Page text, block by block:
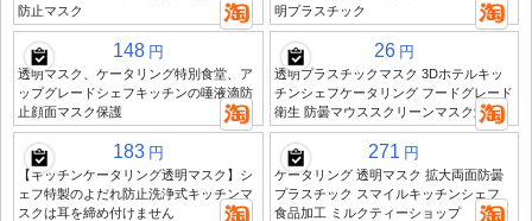
防止マスク
明プラスチック
148 円
透明マスク、ケータリング特別食堂、ア
ップグレードシェフキッチンの唾液滴防
止顔面マスク保護
26 円
透明プラスチックマスク 3Dホテルキッ
チンシェフケータリング フードグレード
衛生 防曇マウススクリーンマスク卸売
183 円
【キッチンケータリング透明マスク】シ
ェフ特製のよだれ防止洗浄式キッチンマ
スクは耳を締め付けません
271 円
ケータリング 透明マスク 拡大両面防曇
プラスチック スマイルキッチンシェフ
食品加工 ミルクティーショップ